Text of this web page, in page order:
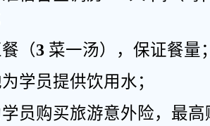
（3 菜一汤）
，保证餐量
学员提供饮用水；
员购买旅游意外险，最高